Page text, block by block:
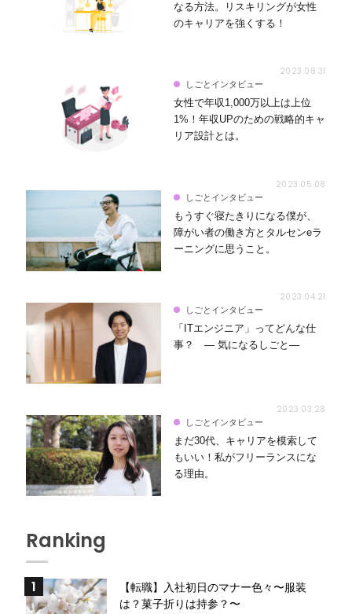
なる方法。リスキリングが女性
のキャリアを強くする！
しごとインタビュー
2023.08.31
女性で年収1,000万以上は上位
1%！年収UPのための戦略的キャ
リア設計とは。
しごとインタビュー
2023.05.08
もうすぐ寝たきりになる僕が、
障がい者の働き方とタルセンeラ
ーニングに思うこと。
しごとインタビュー
2023.04.21
「ITエンジニア」ってどんな仕
事？ ― 気になるしごと―
しごとインタビュー
2023.03.28
まだ30代、キャリアを模索して
もいい！私がフリーランスにな
る理由。
Ranking
【転職】入社初日のマナー色々〜服装
は？菓子折りは持参？〜